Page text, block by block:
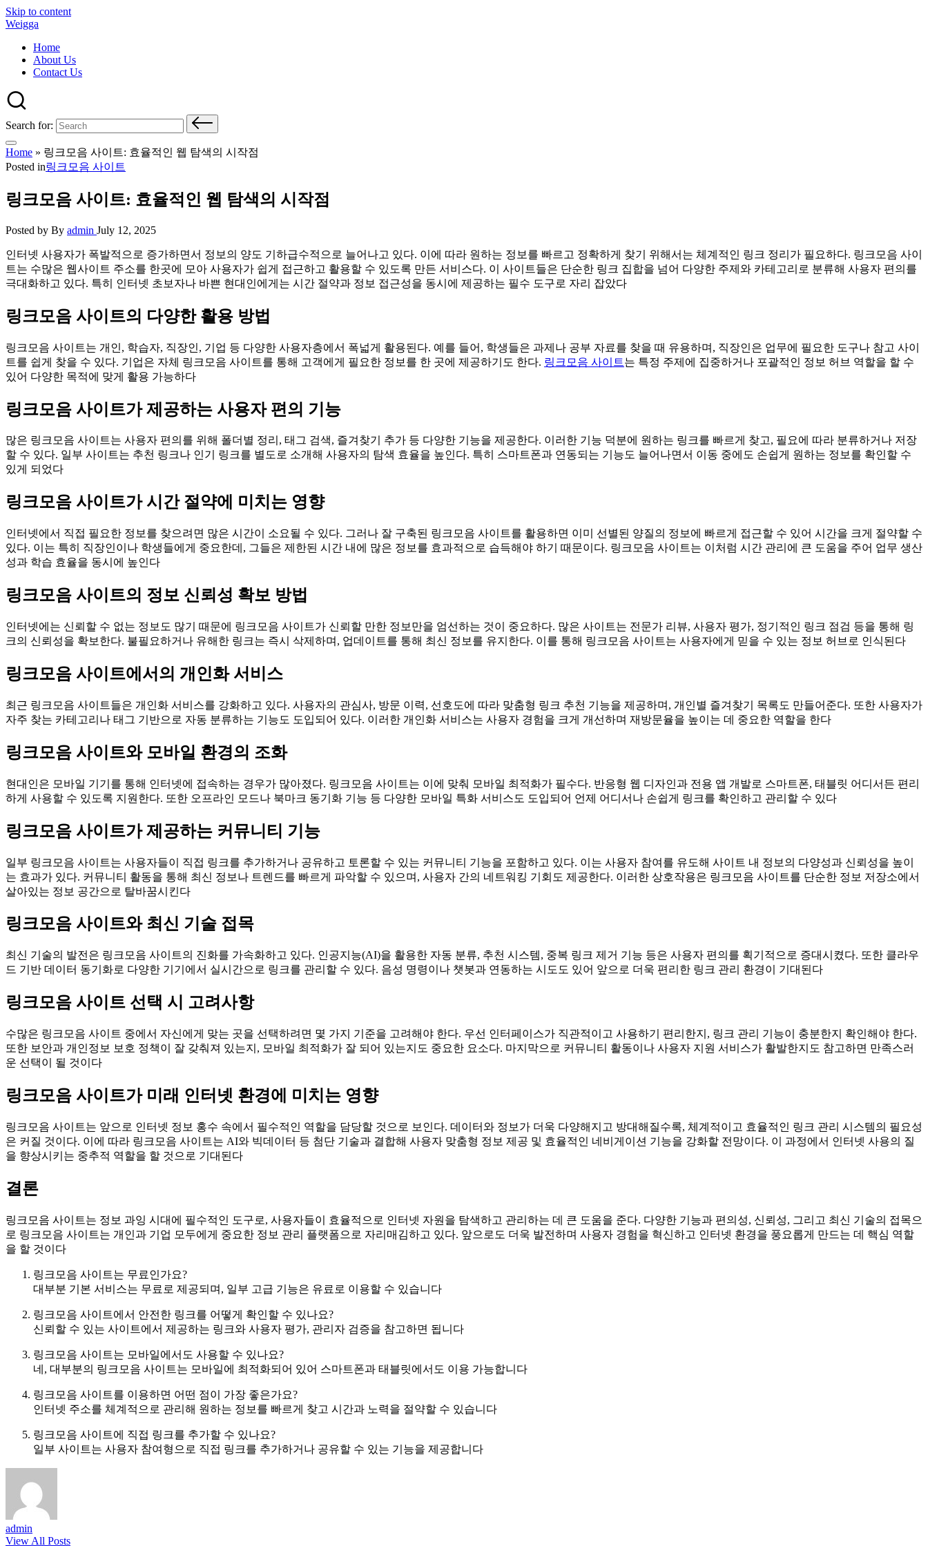
Skip to content
Weigga
Home
About Us
Contact Us
Search for:
Home » 링크모음 사이트: 효율적인 웹 탐색의 시작점
Posted in링크모음 사이트
링크모음 사이트: 효율적인 웹 탐색의 시작점
Posted by By admin July 12, 2025
인터넷 사용자가 폭발적으로 증가하면서 정보의 양도 기하급수적으로 늘어나고 있다. 이에 따라 원하는 정보를 빠르고 정확하게 찾기 위해서는 체계적인 링크 정리가 필요하다. 링크모음 사이
트는 수많은 웹사이트 주소를 한곳에 모아 사용자가 쉽게 접근하고 활용할 수 있도록 만든 서비스다. 이 사이트들은 단순한 링크 집합을 넘어 다양한 주제와 카테고리로 분류해 사용자 편의를
극대화하고 있다. 특히 인터넷 초보자나 바쁜 현대인에게는 시간 절약과 정보 접근성을 동시에 제공하는 필수 도구로 자리 잡았다
링크모음 사이트의 다양한 활용 방법
링크모음 사이트는 개인, 학습자, 직장인, 기업 등 다양한 사용자층에서 폭넓게 활용된다. 예를 들어, 학생들은 과제나 공부 자료를 찾을 때 유용하며, 직장인은 업무에 필요한 도구나 참고 사이
트를 쉽게 찾을 수 있다. 기업은 자체 링크모음 사이트를 통해 고객에게 필요한 정보를 한 곳에 제공하기도 한다. 링크모음 사이트는 특정 주제에 집중하거나 포괄적인 정보 허브 역할을 할 수
있어 다양한 목적에 맞게 활용 가능하다
링크모음 사이트가 제공하는 사용자 편의 기능
많은 링크모음 사이트는 사용자 편의를 위해 폴더별 정리, 태그 검색, 즐겨찾기 추가 등 다양한 기능을 제공한다. 이러한 기능 덕분에 원하는 링크를 빠르게 찾고, 필요에 따라 분류하거나 저장
할 수 있다. 일부 사이트는 추천 링크나 인기 링크를 별도로 소개해 사용자의 탐색 효율을 높인다. 특히 스마트폰과 연동되는 기능도 늘어나면서 이동 중에도 손쉽게 원하는 정보를 확인할 수
있게 되었다
링크모음 사이트가 시간 절약에 미치는 영향
인터넷에서 직접 필요한 정보를 찾으려면 많은 시간이 소요될 수 있다. 그러나 잘 구축된 링크모음 사이트를 활용하면 이미 선별된 양질의 정보에 빠르게 접근할 수 있어 시간을 크게 절약할 수
있다. 이는 특히 직장인이나 학생들에게 중요한데, 그들은 제한된 시간 내에 많은 정보를 효과적으로 습득해야 하기 때문이다. 링크모음 사이트는 이처럼 시간 관리에 큰 도움을 주어 업무 생산
성과 학습 효율을 동시에 높인다
링크모음 사이트의 정보 신뢰성 확보 방법
인터넷에는 신뢰할 수 없는 정보도 많기 때문에 링크모음 사이트가 신뢰할 만한 정보만을 엄선하는 것이 중요하다. 많은 사이트는 전문가 리뷰, 사용자 평가, 정기적인 링크 점검 등을 통해 링
크의 신뢰성을 확보한다. 불필요하거나 유해한 링크는 즉시 삭제하며, 업데이트를 통해 최신 정보를 유지한다. 이를 통해 링크모음 사이트는 사용자에게 믿을 수 있는 정보 허브로 인식된다
링크모음 사이트에서의 개인화 서비스
최근 링크모음 사이트들은 개인화 서비스를 강화하고 있다. 사용자의 관심사, 방문 이력, 선호도에 따라 맞춤형 링크 추천 기능을 제공하며, 개인별 즐겨찾기 목록도 만들어준다. 또한 사용자가
자주 찾는 카테고리나 태그 기반으로 자동 분류하는 기능도 도입되어 있다. 이러한 개인화 서비스는 사용자 경험을 크게 개선하며 재방문율을 높이는 데 중요한 역할을 한다
링크모음 사이트와 모바일 환경의 조화
현대인은 모바일 기기를 통해 인터넷에 접속하는 경우가 많아졌다. 링크모음 사이트는 이에 맞춰 모바일 최적화가 필수다. 반응형 웹 디자인과 전용 앱 개발로 스마트폰, 태블릿 어디서든 편리
하게 사용할 수 있도록 지원한다. 또한 오프라인 모드나 북마크 동기화 기능 등 다양한 모바일 특화 서비스도 도입되어 언제 어디서나 손쉽게 링크를 확인하고 관리할 수 있다
링크모음 사이트가 제공하는 커뮤니티 기능
일부 링크모음 사이트는 사용자들이 직접 링크를 추가하거나 공유하고 토론할 수 있는 커뮤니티 기능을 포함하고 있다. 이는 사용자 참여를 유도해 사이트 내 정보의 다양성과 신뢰성을 높이
는 효과가 있다. 커뮤니티 활동을 통해 최신 정보나 트렌드를 빠르게 파악할 수 있으며, 사용자 간의 네트워킹 기회도 제공한다. 이러한 상호작용은 링크모음 사이트를 단순한 정보 저장소에서
살아있는 정보 공간으로 탈바꿈시킨다
링크모음 사이트와 최신 기술 접목
최신 기술의 발전은 링크모음 사이트의 진화를 가속화하고 있다. 인공지능(AI)을 활용한 자동 분류, 추천 시스템, 중복 링크 제거 기능 등은 사용자 편의를 획기적으로 증대시켰다. 또한 클라우
드 기반 데이터 동기화로 다양한 기기에서 실시간으로 링크를 관리할 수 있다. 음성 명령이나 챗봇과 연동하는 시도도 있어 앞으로 더욱 편리한 링크 관리 환경이 기대된다
링크모음 사이트 선택 시 고려사항
수많은 링크모음 사이트 중에서 자신에게 맞는 곳을 선택하려면 몇 가지 기준을 고려해야 한다. 우선 인터페이스가 직관적이고 사용하기 편리한지, 링크 관리 기능이 충분한지 확인해야 한다.
또한 보안과 개인정보 보호 정책이 잘 갖춰져 있는지, 모바일 최적화가 잘 되어 있는지도 중요한 요소다. 마지막으로 커뮤니티 활동이나 사용자 지원 서비스가 활발한지도 참고하면 만족스러
운 선택이 될 것이다
링크모음 사이트가 미래 인터넷 환경에 미치는 영향
링크모음 사이트는 앞으로 인터넷 정보 홍수 속에서 필수적인 역할을 담당할 것으로 보인다. 데이터와 정보가 더욱 다양해지고 방대해질수록, 체계적이고 효율적인 링크 관리 시스템의 필요성
은 커질 것이다. 이에 따라 링크모음 사이트는 AI와 빅데이터 등 첨단 기술과 결합해 사용자 맞춤형 정보 제공 및 효율적인 네비게이션 기능을 강화할 전망이다. 이 과정에서 인터넷 사용의 질
을 향상시키는 중추적 역할을 할 것으로 기대된다
결론
링크모음 사이트는 정보 과잉 시대에 필수적인 도구로, 사용자들이 효율적으로 인터넷 자원을 탐색하고 관리하는 데 큰 도움을 준다. 다양한 기능과 편의성, 신뢰성, 그리고 최신 기술의 접목으
로 링크모음 사이트는 개인과 기업 모두에게 중요한 정보 관리 플랫폼으로 자리매김하고 있다. 앞으로도 더욱 발전하며 사용자 경험을 혁신하고 인터넷 환경을 풍요롭게 만드는 데 핵심 역할
을 할 것이다
링크모음 사이트는 무료인가요?
대부분 기본 서비스는 무료로 제공되며, 일부 고급 기능은 유료로 이용할 수 있습니다
링크모음 사이트에서 안전한 링크를 어떻게 확인할 수 있나요?
신뢰할 수 있는 사이트에서 제공하는 링크와 사용자 평가, 관리자 검증을 참고하면 됩니다
링크모음 사이트는 모바일에서도 사용할 수 있나요?
네, 대부분의 링크모음 사이트는 모바일에 최적화되어 있어 스마트폰과 태블릿에서도 이용 가능합니다
링크모음 사이트를 이용하면 어떤 점이 가장 좋은가요?
인터넷 주소를 체계적으로 관리해 원하는 정보를 빠르게 찾고 시간과 노력을 절약할 수 있습니다
링크모음 사이트에 직접 링크를 추가할 수 있나요?
일부 사이트는 사용자 참여형으로 직접 링크를 추가하거나 공유할 수 있는 기능을 제공합니다
admin
View All Posts